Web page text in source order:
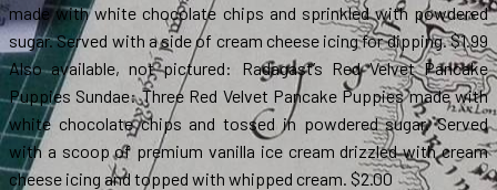
made with white chocolate chips and sprinkled with powdered
sugar. Served with a side of cream cheese icing for dipping. $1.99
Also available, not pictured: Radagast’s Red Velvet Pancake
Puppies Sundae: Three Red Velvet Pancake Puppies made with
white chocolate chips and tossed in powdered sugar. Served
with a scoop of premium vanilla ice cream drizzled with cream
cheese icing and topped with whipped cream. $2.00